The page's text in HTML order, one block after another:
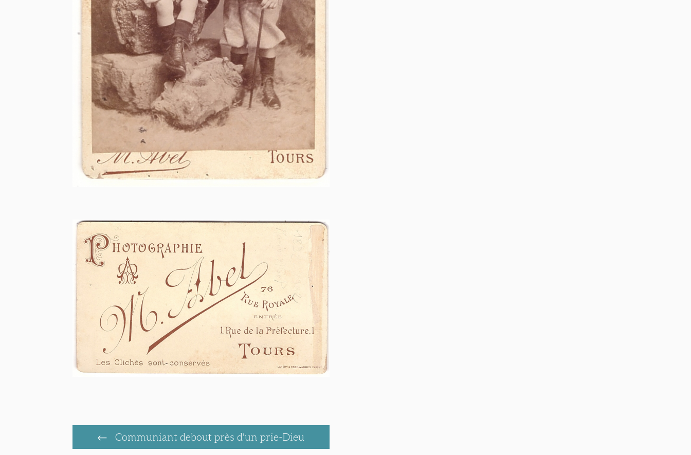
Communiant debout près d'un prie-Dieu